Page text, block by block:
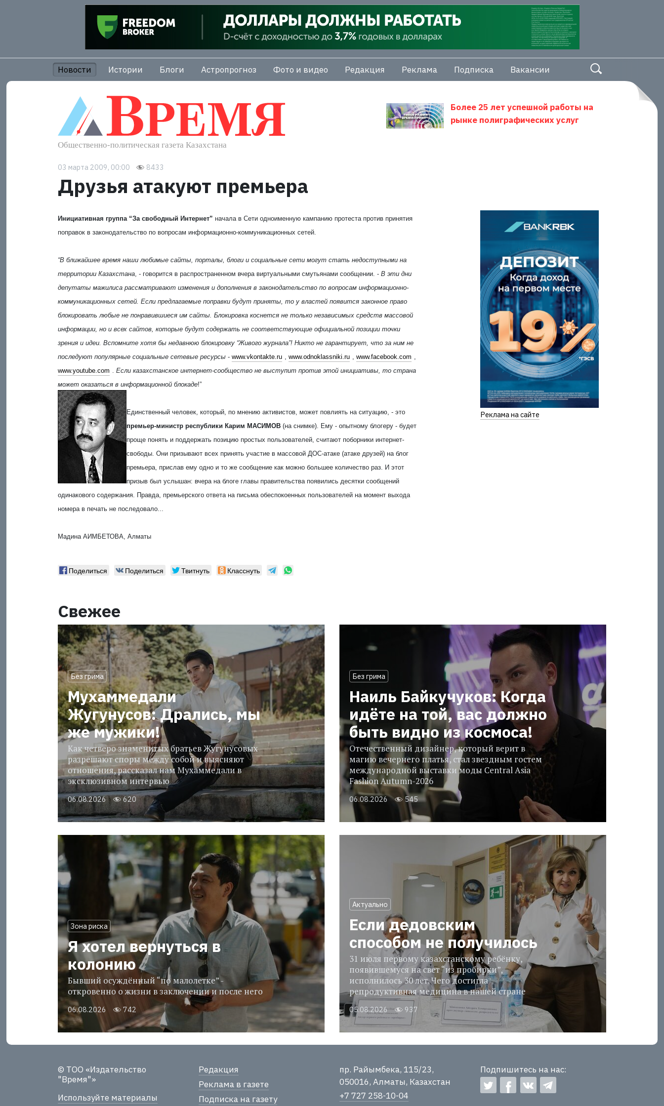
Новости Истории Блоги Астропрогноз Фото и видео Редакция Реклама Подписка Вакансии
Более 25 лет успешной работы на
рынке полиграфических услуг
03 марта 2009, 00:00 8433
Друзья атакуют премьера
Инициативная группа “За свободный Интернет” начала в Сети одноименную кампанию протеста против принятия
поправок в законодательство по вопросам информационно-коммуникационных сетей.
“В ближайшее время наши любимые сайты, порталы, блоги и социальные сети могут стать недоступными на
территории Казахстана, - говорится в распространенном вчера виртуальными смутьянами сообщении. - В эти дни
депутаты мажилиса рассматривают изменения и дополнения в законодательство по вопросам информационно-
коммуникационных сетей. Если предлагаемые поправки будут приняты, то у властей появится законное право
блокировать любые не понравившиеся им сайты. Блокировка коснется не только независимых средств массовой
информации, но и всех сайтов, которые будут содержать не соответствующие официальной позиции точки
зрения и идеи. Вспомните хотя бы недавнюю блокировку “Живого журнала”! Никто не гарантирует, что за ним не
последуют популярные социальные сетевые ресурсы- www.vkontakte.ru www.odnoklassniki.ru www.facebook.com
www.youtube.com
Если казахстанское интернет-сообщество не выступит против этой инициативы, то страна
может оказаться в информационной блокаде!”
Единственный человек, который, по мнению активистов, может повлиять на ситуацию, - это
премьер-министр республики Карим МАСИМОВ(на снимке). Ему - опытному блогеру - будет
проще понять и поддержать позицию простых пользователей, считают поборники интернет-
свободы. Они призывают всех принять участие в массовой ДОС-атаке (атаке друзей) на блог
премьера, прислав ему одно и то же сообщение как можно большее количество раз. И этот
призыв был услышан: вчера на блоге главы правительства появились десятки сообщений
одинакового содержания. Правда, премьерского ответа на письма обеспокоенных пользователей на момент выхода
номера в печать не последовало...
Мадина АИМБЕТОВА, Алматы
Поделиться Поделиться Твитнуть Класснуть
Реклама на сайте
Свежее
Без грима
Мухаммедали
Жугунусов: Дрались, мы
же мужики!
Как четверо знаменитых братьев Жугунусовых
разрешают споры между собой и выясняют
отношения, рассказал нам Мухаммедали в
эксклюзивном интервью
06.08.2026 620
Без грима
Наиль Байкучуков: Когда
идёте на той, вас должно
быть видно из космоса!
Отечественный дизайнер, который верит в
магию вечернего платья, стал звездным гостем
международной выставки моды Central Asia
Fashion Autumn-2026
06.08.2026 545
Зона риска
Я хотел вернуться в
колонию
Бывший осуждённый “по малолетке” -
откровенно о жизни в заключении и после него
06.08.2026 742
Актуально
Если дедовским
способом не получилось
31 июля первому казахстанскому ребёнку,
появившемуся на свет “из пробирки”,
исполнилось 30 лет. Чего достигла
репродуктивная медицина в нашей стране
05.08.2026 937
© ТОО «Издательство
"Время"»
Используйте материалы
Редакция
Реклама в газете
Подписка на газету
пр. Райымбека, 115/23,
050016, Алматы, Казахстан
+7 727 258-10-04
Подпишитесь на нас: